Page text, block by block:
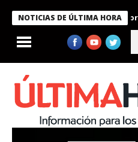
NOTICIAS DE ÚLTIMA HORA
Bukele condecora a miembros